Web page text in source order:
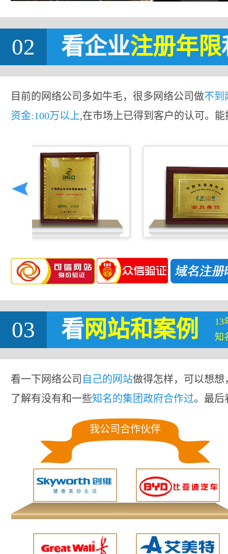
02 看企业注册年限
目前的网络公司多如牛毛，很多网络公司做不到
资金:100万以上,在市场上已得到客户的认可。
03 看网站和案例
13
知
看一下网络公司 自己的网站做得怎样，可以想
了解有没有和一些知名的集团政府合作过。最后
我公司合作伙伴